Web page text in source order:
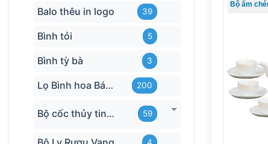
Balo thêu in logo 39
Bình tỏi 5
Bình tỳ bà 3
Lọ Bình hoa Bát Tràng in logo 200
Bộ cốc thủy tinh hãng 59